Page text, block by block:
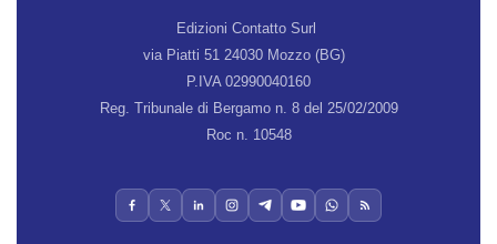
Edizioni Contatto Surl
via Piatti 51 24030 Mozzo (BG)
P.IVA 02990040160
Reg. Tribunale di Bergamo n. 8 del 25/02/2009
Roc n. 10548